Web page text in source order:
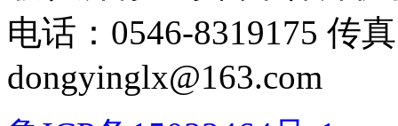
电话：0546-8319175 传
dongyinglx@163.com